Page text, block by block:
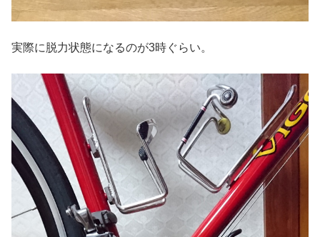
実際に脱力状態になるのが3時ぐらい。